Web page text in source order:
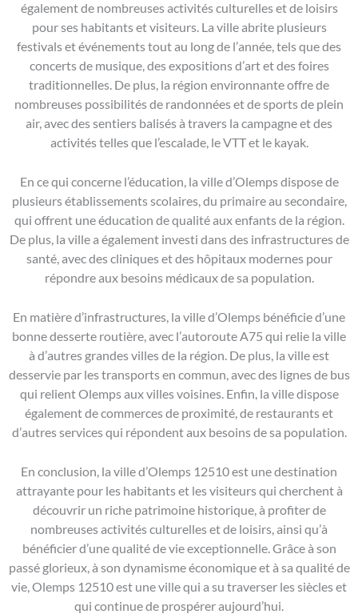
également de nombreuses activités culturelles et de loisirs
pour ses habitants et visiteurs. La ville abrite plusieurs
festivals et événements tout au long de l’année, tels que des
concerts de musique, des expositions d’art et des foires
traditionnelles. De plus, la région environnante offre de
nombreuses possibilités de randonnées et de sports de plein
air, avec des sentiers balisés à travers la campagne et des
activités telles que l’escalade, le VTT et le kayak.
En ce qui concerne l’éducation, la ville d’Olemps dispose de
plusieurs établissements scolaires, du primaire au secondaire,
qui offrent une éducation de qualité aux enfants de la région.
De plus, la ville a également investi dans des infrastructures de
santé, avec des cliniques et des hôpitaux modernes pour
répondre aux besoins médicaux de sa population.
En matière d’infrastructures, la ville d’Olemps bénéficie d’une
bonne desserte routière, avec l’autoroute A75 qui relie la ville
à d’autres grandes villes de la région. De plus, la ville est
desservie par les transports en commun, avec des lignes de bus
qui relient Olemps aux villes voisines. Enfin, la ville dispose
également de commerces de proximité, de restaurants et
d’autres services qui répondent aux besoins de sa population.
En conclusion, la ville d’Olemps 12510 est une destination
attrayante pour les habitants et les visiteurs qui cherchent à
découvrir un riche patrimoine historique, à profiter de
nombreuses activités culturelles et de loisirs, ainsi qu’à
bénéficier d’une qualité de vie exceptionnelle. Grâce à son
passé glorieux, à son dynamisme économique et à sa qualité de
vie, Olemps 12510 est une ville qui a su traverser les siècles et
qui continue de prospérer aujourd’hui.